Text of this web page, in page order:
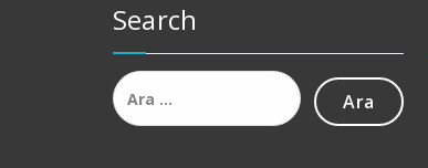
Search
Arama: